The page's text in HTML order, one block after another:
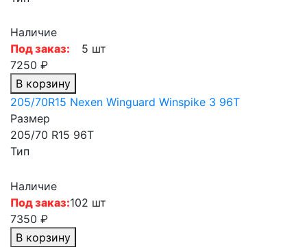
Наличие
Под заказ:
5 шт
7250 ₽
В корзину
205/70R15 Nexen Winguard Winspike 3 96T
Размер
205/70 R15 96T
Тип
Наличие
Под заказ:102 шт
7350 ₽
В корзину